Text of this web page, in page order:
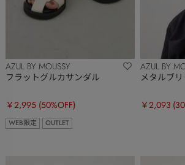
AZUL BY MOUSSY
フラットグルカサンダル
￥2,995 (50%OFF)
WEB限定 OUTLET
AZUL BY
メタルブ
￥2,093